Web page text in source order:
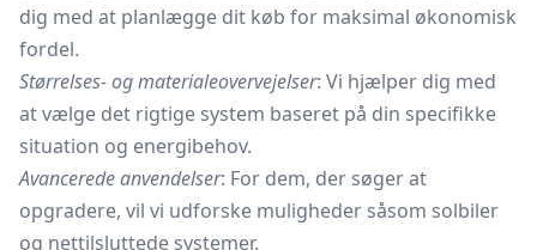
dig med at planlægge dit køb for maksimal økonomisk
fordel.
Størrelses- og materialeovervejelser: Vi hjælper dig med
at vælge det rigtige system baseret på din specifikke
situation og energibehov.
Avancerede anvendelser: For dem, der søger at
opgradere, vil vi udforske muligheder såsom solbiler
og nettilsluttede systemer.